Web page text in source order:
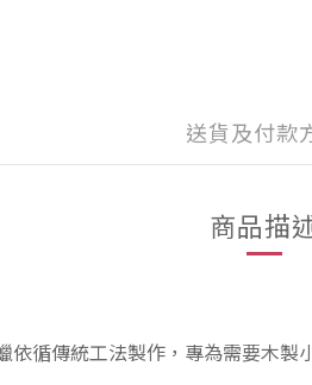
送貨及付款
商品描
循傳統工法製作，專為需要木製